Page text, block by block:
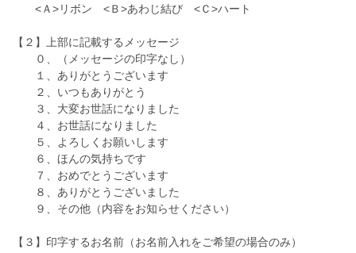
<Ａ>リボン <Ｂ>あわじ結び <Ｃ>ハート
【２】上部に記載するメッセージ
０、（メッセージの印字なし）
１、ありがとうございます
２、いつもありがとう
３、大変お世話になりました
４、お世話になりました
５、よろしくお願いします
６、ほんの気持ちです
７、おめでとうございます
８、ありがとうございました
９、その他（内容をお知らせください）
【３】印字するお名前（お名前入れをご希望の場合のみ）